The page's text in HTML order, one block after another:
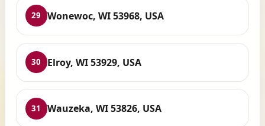
29 Wonewoc, WI 53968, USA
30 Elroy, WI 53929, USA
31 Wauzeka, WI 53826, USA